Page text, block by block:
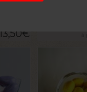
13,50€